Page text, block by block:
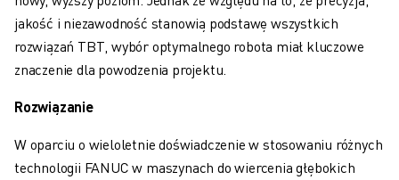
SZKOLENIA I EDUKACJA
FANUC ACADEMY
ROZWIĄZANIA DLA PRZEMYSŁU
ROZWIĄZANIA DLA EDUKACJI
WORLDSKILLS I MŁODE TALENTY
AKTUALNOŚCI I MEDIA
AKTUALNOŚCI I MEDIA
jakość i niezawodność stanowią podstawę wszystkich
rozwiązań TBT, wybór optymalnego robota miał kluczowe
znaczenie dla powodzenia projektu.
Rozwiązanie
W oparciu o wieloletnie doświadczenie w stosowaniu różnych
technologii FANUC w maszynach do wiercenia głębokich